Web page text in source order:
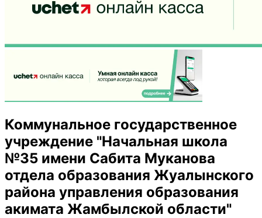
Коммунальное государственное
учреждение "Начальная школа
№35 имени Сабита Муканова
отдела образования Жуалынского
района управления образования
акимата Жамбылской области"